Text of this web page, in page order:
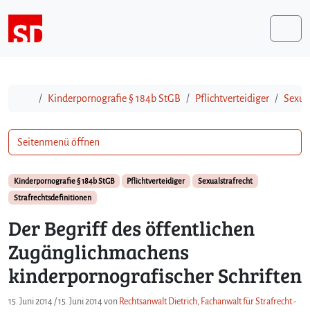
StartKinderpornografie § 184b StGB Pflichtverteidiger
Kinderpornografie § 184b StGB Pflichtverteidiger
Sexualstrafrecht
Strafrechtsdefinitionen
Der Begriff des öffentlichen
Zugänglichmachens
kinderpornografischer Schriften
15. Juni 2014 /15. Juni 2014von Rechtsanwalt Dietrich, Fachanwalt für Strafrecht -
Seitenmenü öffnen